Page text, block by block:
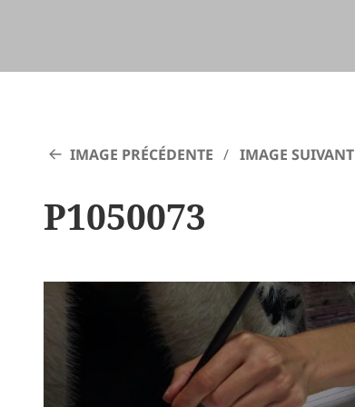
IMAGE PRÉCÉDENTE IMAGE
P1050073